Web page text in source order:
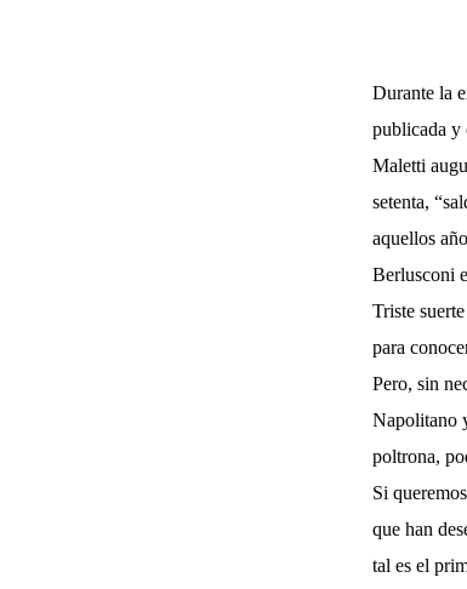
Durante la
publicada y
Maletti
setenta,
aquellos
Berlusconi
Triste
para
Pero, sin
Napolitano
poltrona,
Si
que han
tal es el